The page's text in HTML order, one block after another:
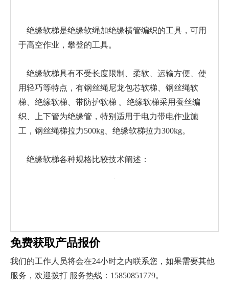
绝缘软梯是绝缘软绳加绝缘横管编织的工具，可用
于高空作业，攀登的工具。
绝缘软梯具有不受长度限制、柔软、运输方便、使
用轻巧等特点，有钢丝绳尼龙包芯软梯、钢丝绳软
梯、绝缘软梯、带防护软梯 。绝缘软梯采用蚕丝编
织、上下管为绝缘管，特别适用于电力带电作业施
工，钢丝绳梯拉力500kg、绝缘软梯拉力300kg。
绝缘软梯各种规格比较技术阐述：
免费获取产品报价
我们的工作人员将会在24小时之内联系您，如果需要其他
服务，欢迎拨打 服务热线：15850851779。